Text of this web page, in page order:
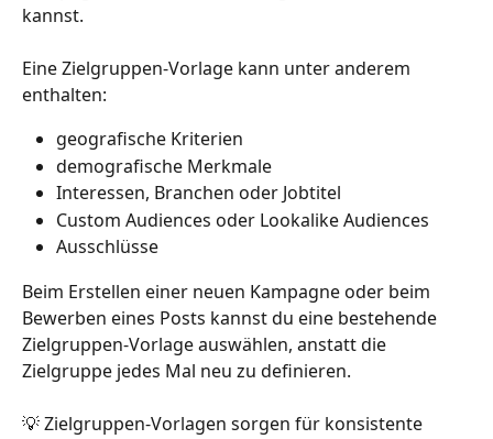
kannst.
Eine Zielgruppen-Vorlage kann unter anderem
enthalten:
geografische Kriterien
demografische Merkmale
Interessen, Branchen oder Jobtitel
Custom Audiences oder Lookalike Audiences
Ausschlüsse
Beim Erstellen einer neuen Kampagne oder beim
Bewerben eines Posts kannst du eine bestehende
Zielgruppen-Vorlage auswählen, anstatt die
Zielgruppe jedes Mal neu zu definieren.
💡 Zielgruppen-Vorlagen sorgen für konsistente